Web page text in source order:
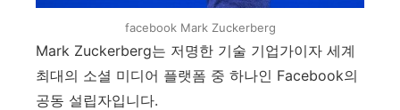
facebook Mark Zuckerberg
Mark Zuckerberg는 저명한 기술 기업가이자 세계
최대의 소셜 미디어 플랫폼 중 하나인 Facebook의
공동 설립자입니다.